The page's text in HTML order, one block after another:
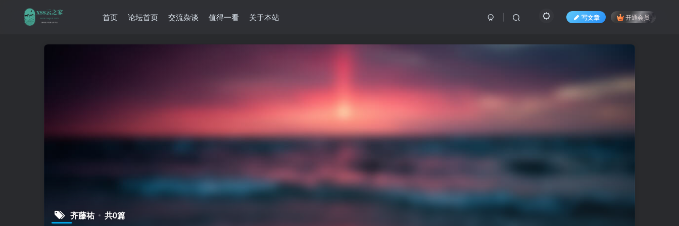
首页 论坛首页 交流杂谈 值得一看 关于本站 写文章 开通会员
齐藤祐 共0篇